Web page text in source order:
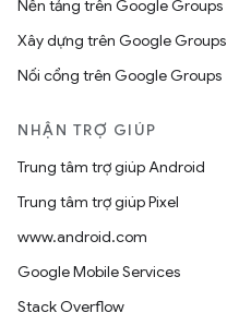
Nền tảng trên Google Groups
Xây dựng trên Google Groups
Nối cổng trên Google Groups
NHẬN TRỢ GIÚP
Trung tâm trợ giúp Android
Trung tâm trợ giúp Pixel
www.android.com
Google Mobile Services
Stack Overflow